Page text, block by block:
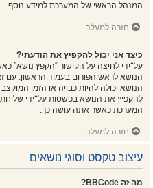
המנהל הראשי של המערכת למידע נוסף.
חזרה למעלה
כיצד אני יכול להקפיץ את הודעתי?
על־ידי לחיצה על הקישור “הקפץ נושא”
הנושא לראש הפורום בעמוד הראשון. עם
הנושא יכולה להיות כבויה או הזמן
להקפיץ את הנושא בפשטות על־ידי
המערכת כאשר אתה עושה כך.
חזרה למעלה
עיצוב טקסט וסוגי נושאים
מה זה BBCode?